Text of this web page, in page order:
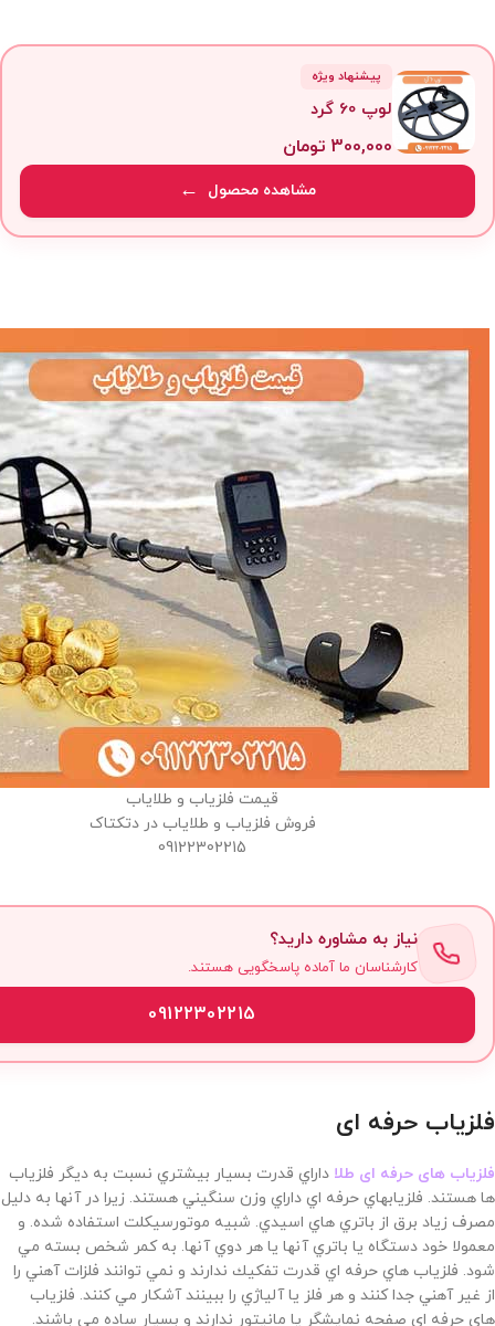
پیشنهاد ویژه
لوپ 60 گرد
300,000 تومان
مشاهده محصول
قیمت فلزیاب و طلایاب
فروش فلزیاب و طلایاب در دتکتاک
09122302215
نیاز به مشاوره دارید؟
کارشناسان ما آماده پاسخگویی هستند.
09122302215
فلزیاب حرفه ای
فلزياب های حرفه ای طلا داراي قدرت بسيار بيشتري نسبت به ديگر فلزياب
ها هستند. فلزيابهاي حرفه اي داراي وزن سنگيني هستند. زيرا در آنها به دليل
مصرف زياد برق از باتري هاي اسيدي. شبيه موتورسيكلت استفاده شده. و
معمولا خود دستگاه يا باتري آنها يا هر دوي آنها. به كمر شخص بسته مي
شود. فلزياب هاي حرفه اي قدرت تفكيك ندارند و نمي توانند فلزات آهني را
از غير آهني جدا كنند و هر فلز يا آلياژي را ببينند آشكار مي كنند. فلزياب
هاي حرفه اي صفحه نمايشگر يا مانيتور ندارند و بسيار ساده مي باشند.